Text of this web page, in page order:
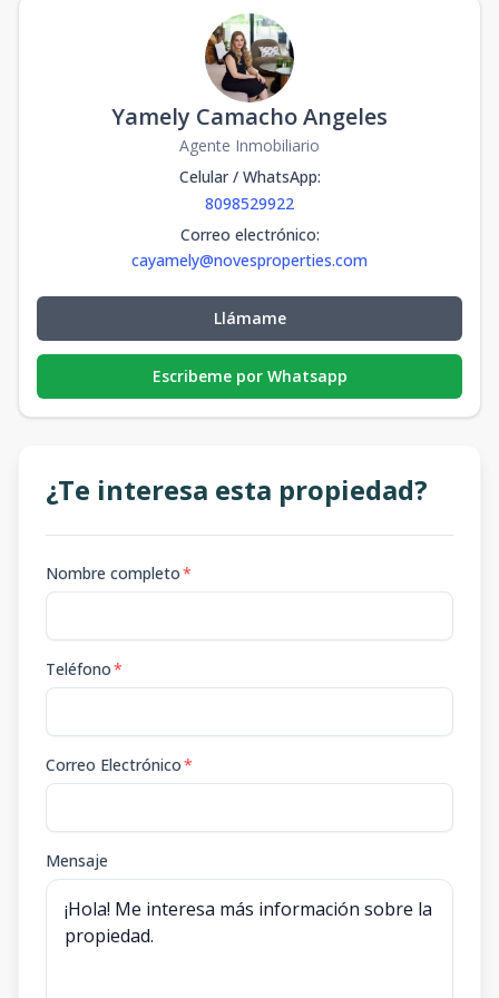
Yamely Camacho Angeles
Agente Inmobiliario
Celular / WhatsApp:
8098529922
Correo electrónico:
cayamely@novesproperties.com
Llámame
Escribeme por Whatsapp
¿Te interesa esta propiedad?
Nombre completo*
Teléfono*
Correo Electrónico*
Mensaje